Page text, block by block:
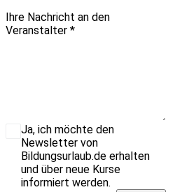
Ihre Nachricht an den
Veranstalter *
Ja, ich möchte den
Newsletter von
Bildungsurlaub.de erhalten
und über neue Kurse
informiert werden.